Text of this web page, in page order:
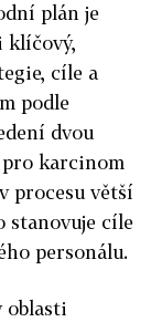
plán je
klíčový,
cíle a
podle
dvou
karcinom
procesu větší
stanovuje cíle
personálu.
oblasti